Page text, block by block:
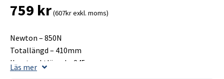
759 kr(607kr exkl. moms)
Newton – 850N
Totallängd – 410mm
Ihoptrycktlängd – 245mm
Läs mer